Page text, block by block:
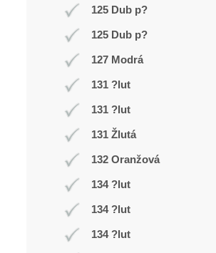
125 Dub p?
125 Dub p?
127 Modrá
131 ?lut
131 ?lut
131 Žlutá
132 Oranžová
134 ?lut
134 ?lut
134 ?lut